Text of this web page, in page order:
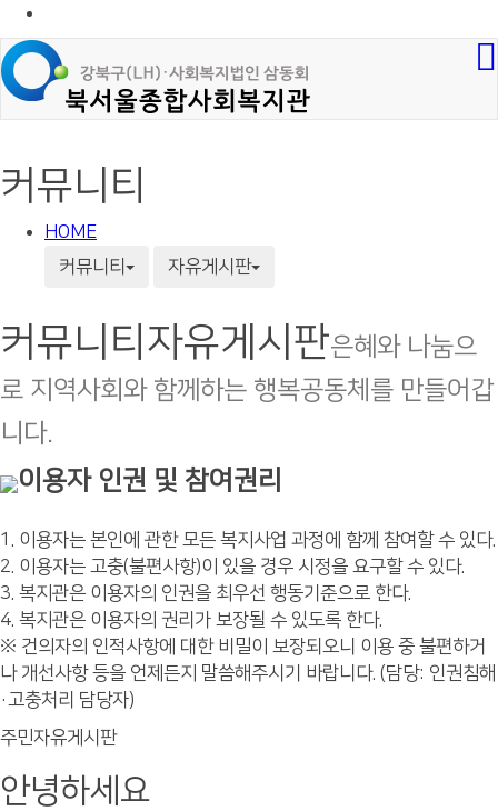
커뮤니티
HOME
커뮤니티
자유게시판
커뮤니티 자유게시판은혜와 나눔으
로 지역사회와 함께하는 행복공동체를 만들어갑
니다.
이용자 인권 및 참여권리
1. 이용자는 본인에 관한 모든 복지사업 과정에 함께 참여할 수 있다.
2. 이용자는 고충(불편사항)이 있을 경우 시정을 요구할 수 있다.
3. 복지관은 이용자의 인권을 최우선 행동기준으로 한다.
4. 복지관은 이용자의 권리가 보장될 수 있도록 한다.
※ 건의자의 인적사항에 대한 비밀이 보장되오니 이용 중 불편하거
나 개선사항 등을 언제든지 말씀해주시기 바랍니다. (담당: 인권침해
·고충처리 담당자)
주민자유게시판
안녕하세요